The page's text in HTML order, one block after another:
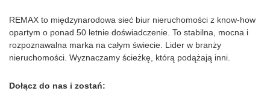
REMAX to międzynarodowa sieć biur nieruchomości z know-how
opartym o ponad 50 letnie doświadczenie. To stabilna, mocna i
rozpoznawalna marka na całym świecie. Lider w branży
nieruchomości. Wyznaczamy ścieżkę, którą podążają inni.
Dołącz do nas i zostań: